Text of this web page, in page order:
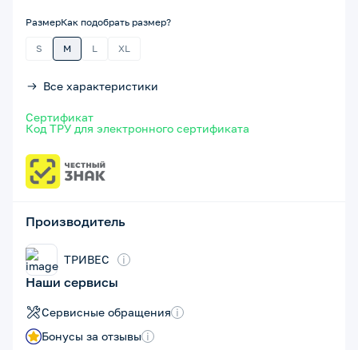
РазмерКак подобрать размер?
S M L XL
Все характеристики
Сертификат
Код ТРУ для электронного сертификата
Производитель
ТРИВЕС i
Наши сервисы
Сервисные обращения i
Бонусы за отзывы i